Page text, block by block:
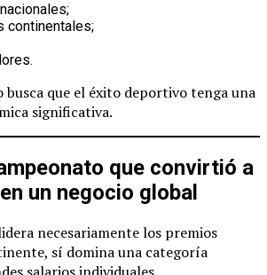
continentales;
busca que el éxito deportivo tenga una
significativa.
que convirtió a
un negocio global
necesariamente los premios
sí domina una categoría